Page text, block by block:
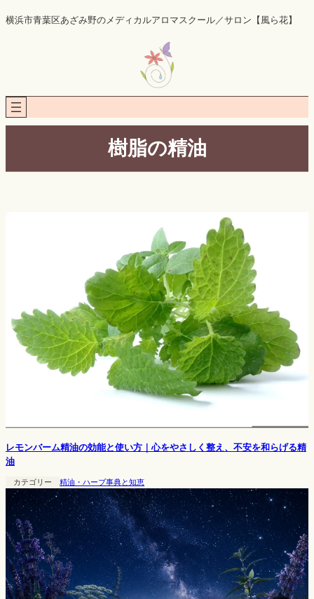
容
プ
横浜市青葉区あざみ野のメディカルアロマスクール／サロン【風ら花】
樹脂の精油
レモンバーム精油の効能と使い方｜心をやさしく整え、不安を和らげる精
油
カテゴリー 精油・ハーブ事典と知恵